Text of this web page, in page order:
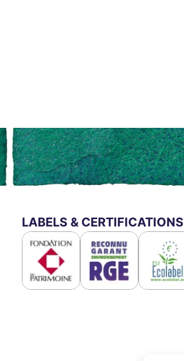
LABELS & CERTIFICATIONS